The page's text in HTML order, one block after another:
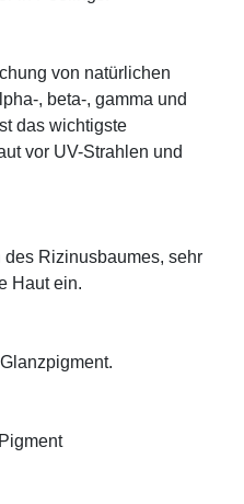
von natürlichen
, beta-, gamma und
das wichtigste
vor UV-Strahlen und
Rizinusbaumes, sehr
Haut ein.